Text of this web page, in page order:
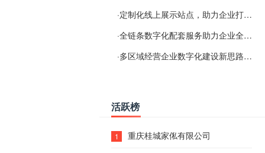
·定制化线上展示站点，助力企业打通线上经营渠道
·全链条数字化配套服务助力企业全域线上经营
·多区域经营企业数字化建设新思路：多端载体与地域检索一体化落地思路分享
活跃榜
1 重庆桂城家俬有限公司